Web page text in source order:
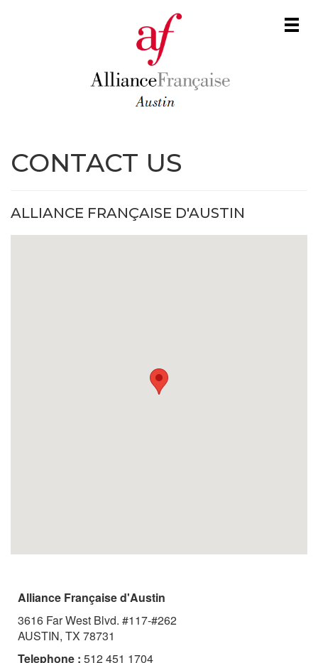
CONTACT US
ALLIANCE FRANÇAISE D'AUSTIN
Alliance Française d'Austin
3616 Far West Blvd. #117-#262
AUSTIN, TX 78731
Telephone : 512 451 1704